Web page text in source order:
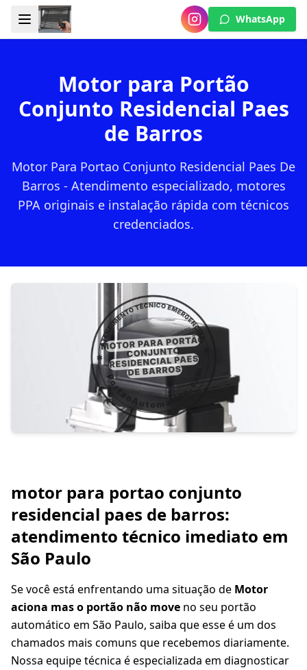
WhatsApp
Motor para Portão
Conjunto Residencial Paes
de Barros
Motor Para Portao Conjunto Residencial Paes De
Barros - Atendimento especializado, motores
PPA originais e instalação rápida com técnicos
credenciados.
motor para portao conjunto
residencial paes de barros:
atendimento técnico imediato em
São Paulo
Se você está enfrentando uma situação de Motor
aciona mas o portão não move no seu portão
automático em São Paulo, saiba que esse é um dos
chamados mais comuns que recebemos diariamente.
Nossa equipe técnica é especializada em diagnosticar